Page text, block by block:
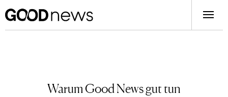
Warum Good News gut tun